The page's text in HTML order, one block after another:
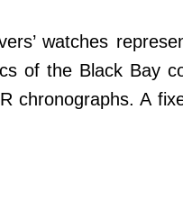
watches
of the Black Bay
chronographs. A